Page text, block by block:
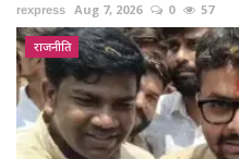
rexpress Aug 7, 2026 0 57
राजनीति